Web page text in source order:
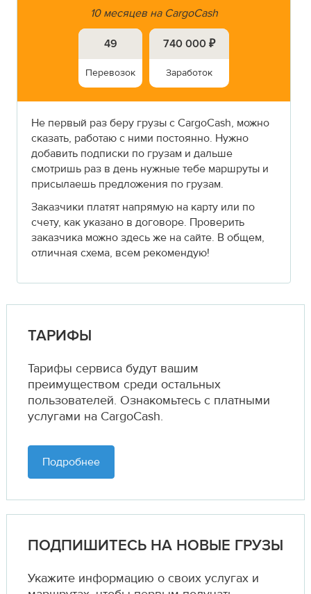
10 месяцев на CargoCash
49
Перевозок
740 000 ₽
Заработок
Не первый раз беру грузы с CargoCash, можно
сказать, работаю с ними постоянно. Нужно
добавить подписки по грузам и дальше
смотришь раз в день нужные тебе маршруты и
присылаешь предложения по грузам.
Заказчики платят напрямую на карту или по
счету, как указано в договоре. Проверить
заказчика можно здесь же на сайте. В общем,
отличная схема, всем рекомендую!
ТАРИФЫ
Тарифы сервиса будут вашим
преимуществом среди остальных
пользователей. Ознакомьтесь с платными
услугами на CargoCash.
Подробнее
ПОДПИШИТЕСЬ НА НОВЫЕ ГРУЗЫ
Укажите информацию о своих услугах и